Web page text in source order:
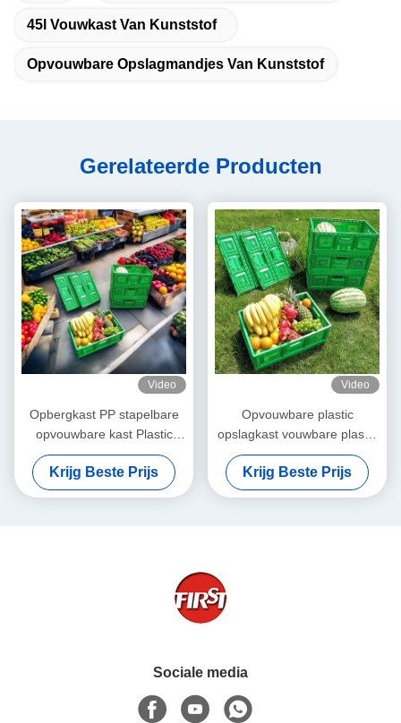
45l Vouwkast Van Kunststof
Opvouwbare Opslagmandjes Van Kunststof
Gerelateerde Producten
Video
Opbergkast PP stapelbare
opvouwbare kast Plastic
groentenmandje groot
Krijg Beste Prijs
Video
Opvouwbare plastic
opslagkast vouwbare plastic
fruitkast verhuisdoos
600x400x220mm
Krijg Beste Prijs
Sociale media